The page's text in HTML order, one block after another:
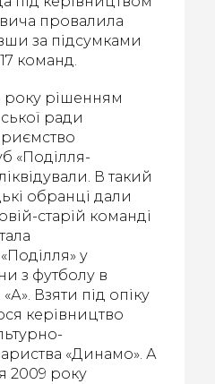
провалила
за підсумками
команд.
року рішенням
ради
«Поділля-
В такий
обранці дали
старій команді
у
з футболу в
Взяти під опіку
керівництво
«Динамо». А
2009 року